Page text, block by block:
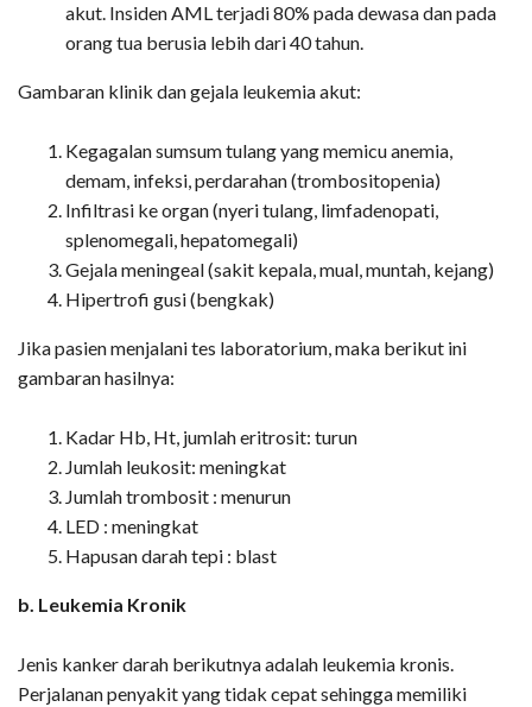
akut. Insiden AML terjadi 80% pada dewasa dan pada
orang tua berusia lebih dari 40 tahun.
Gambaran klinik dan gejala leukemia akut:
Kegagalan sumsum tulang yang memicu anemia,
demam, infeksi, perdarahan (trombositopenia)
Infiltrasi ke organ (nyeri tulang, limfadenopati,
splenomegali, hepatomegali)
Gejala meningeal (sakit kepala, mual, muntah, kejang)
Hipertrofi gusi (bengkak)
Jika pasien menjalani tes laboratorium, maka berikut ini
gambaran hasilnya:
Kadar Hb, Ht, jumlah eritrosit: turun
Jumlah leukosit: meningkat
Jumlah trombosit : menurun
LED : meningkat
Hapusan darah tepi : blast
b. Leukemia Kronik
Jenis kanker darah berikutnya adalah leukemia kronis.
Perjalanan penyakit yang tidak cepat sehingga memiliki